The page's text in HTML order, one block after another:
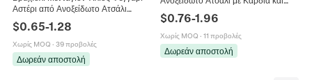
Αστέρι από Ανοξείδωτο Ατσάλι
Τεχνητό Μαργαριτάρι για Άνδρες
Γυναίκες Κοσμήματα
$0.65-1.28
Χωρίς MOQ · 39 προβολές
Δωρεάν αποστολή
Φιόγκο με Ζιρκόνια για Γυναίκες
Γεωμετρικά Κοσμήματα
$0.76-1.96
Χωρίς MOQ · 11 προβολές
Δωρεάν αποστολή